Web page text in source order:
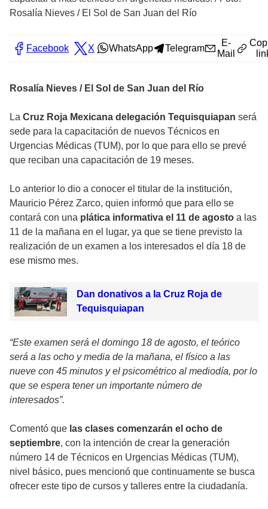
Rosalía Nieves / El Sol de San Juan del Río
Facebook X WhatsApp Telegram
E-
Mail
Rosalía Nieves / El Sol de San Juan del Río
La Cruz Roja Mexicana delegación Tequisquiapan será
sede para la capacitación de nuevos Técnicos en
Urgencias Médicas (TUM), por lo que para ello se prevé
que reciban una capacitación de 19 meses.
Lo anterior lo dio a conocer el titular de la institución,
Mauricio Pérez Zarco, quien informó que para ello se
contará con una plática informativa el 11 de agosto a las
11 de la mañana en el lugar, ya que se tiene previsto la
realización de un examen a los interesados el día 18 de
ese mismo mes.
Dan donativos a la Cruz Roja de
Tequisquiapan
“Este examen será el domingo 18 de agosto, el teórico
será a las ocho y media de la mañana, el físico a las
nueve con 45 minutos y el psicométrico al mediodía, por lo
que se espera tener un importante número de
interesados”.
Comentó que las clases comenzarán el ocho de
septiembre, con la intención de crear la generación
número 14 de Técnicos en Urgencias Médicas (TUM),
nivel básico, pues mencionó que continuamente se busca
ofrecer este tipo de cursos y talleres entre la ciudadanía.